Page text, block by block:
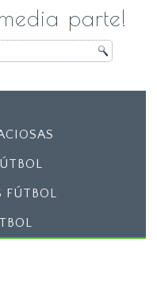
parte!
FÚTBOL